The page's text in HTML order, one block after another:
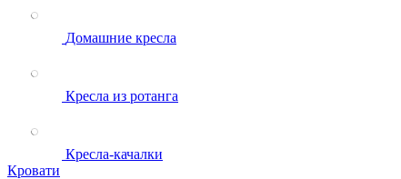
Домашние кресла
Кресла из ротанга
Кресла-качалки
Кровати